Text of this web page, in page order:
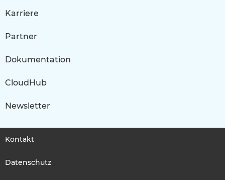
Karriere
Partner
Dokumentation
CloudHub
Newsletter
Kontakt
Datenschutz